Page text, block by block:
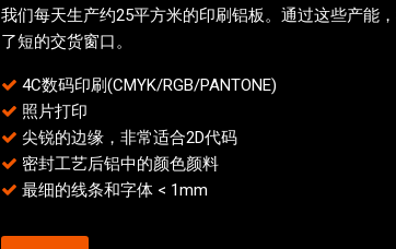
我们每天生产约25平方米的印刷铝板。通过这些产能
了短的交货窗口。
4C数码印刷(CMYK/RGB/PANTONE)
照片打印
尖锐的边缘，非常适合2D代码
密封工艺后铝中的颜色颜料
最细的线条和字体 < 1mm